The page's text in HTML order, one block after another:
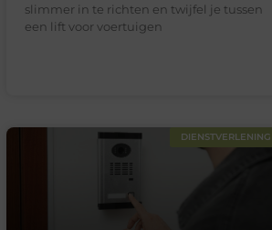
slimmer in te richten en twijfel je tussen
een lift voor voertuigen
DIENSTVERLENING